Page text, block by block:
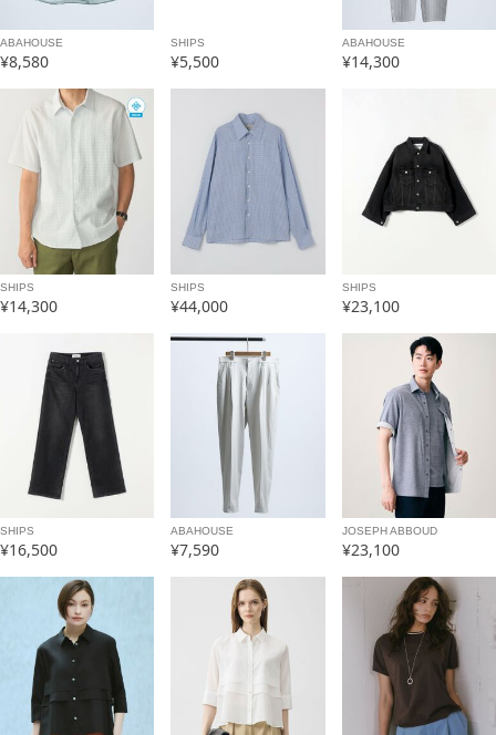
ABAHOUSE
¥8,580
SHIPS
¥5,500
ABAHOUSE
¥14,300
SHIPS
¥14,300
SHIPS
¥44,000
SHIPS
¥23,100
SHIPS
¥16,500
ABAHOUSE
¥7,590
JOSEPH ABBOUD
¥23,100